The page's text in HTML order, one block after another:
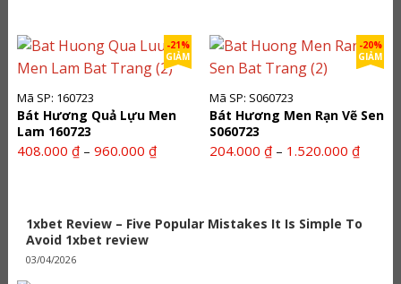
540.000 ₫
đến
8.500.000 ₫
đến
-21%
GIẢM
Mã SP: 160723
Bát Hương Quả Lựu Men
Lam 160723
408.000 ₫ – 960.000 ₫Khoảng
đến
-20%
GIẢM
Mã SP: S060723
Bát Hương Men Rạn Vẽ Sen
S060723
204.000 ₫ – 1.520.000 ₫
đến
1xbet Review – Five Popular Mistakes It Is Simple To
Avoid 1xbet review
03/04/2026